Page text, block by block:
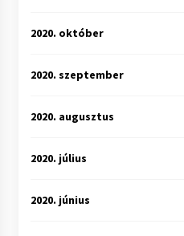
2020. október
2020. szeptember
2020. augusztus
2020. július
2020. június